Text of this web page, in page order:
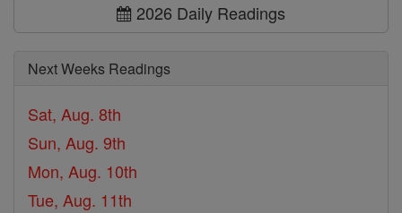
2026 Daily Readings
Next Weeks Readings
Sat, Aug. 8th
Sun, Aug. 9th
Mon, Aug. 10th
Tue, Aug. 11th